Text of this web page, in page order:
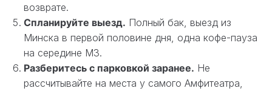
возврате.
Спланируйте выезд. Полный бак, выезд из
Минска в первой половине дня, одна кофе-пауза
на середине М3.
Разберитесь с парковкой заранее. Не
рассчитывайте на места у самого Амфитеатра,